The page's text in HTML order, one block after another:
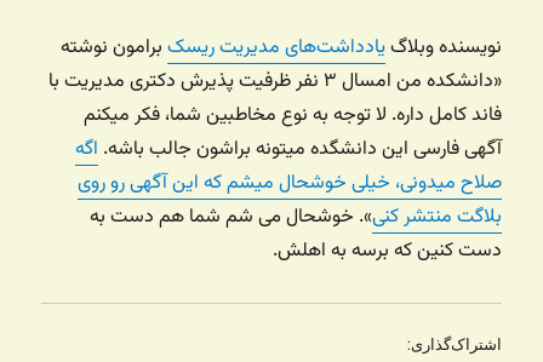
نویسنده وبلاگیادداشت‌های مدیریت ریسک برامون نوشته
«دانشکده من امسال ۳ نفر ظرفیت پذیرش دکتری مدیریت با
فاند کامل داره. لا توجه به نوع مخاطبین شما، فکر میکنم
آگهی فارسی این دانشگده میتونه براشون جالب باشه. اگه
صلاح میدونی، خیلی خوشحال میشم که این آگهی رو روی
بلاگت منتشر کنی». خوشحال می شم شما هم دست به
دست کنین که برسه به اهلش.
اشتراک‌گذاری: